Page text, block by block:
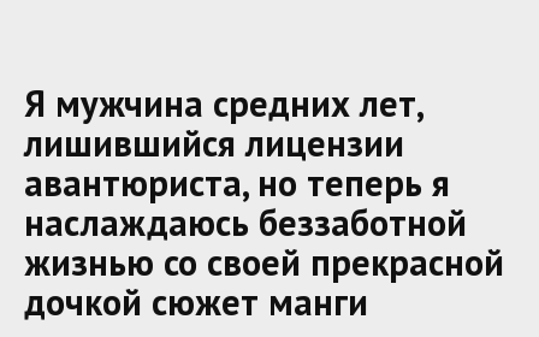
Я мужчина средних лет,
лишившийся лицензии
авантюриста, но теперь я
наслаждаюсь беззаботной
жизнью со своей прекрасной
дочкой сюжет манги